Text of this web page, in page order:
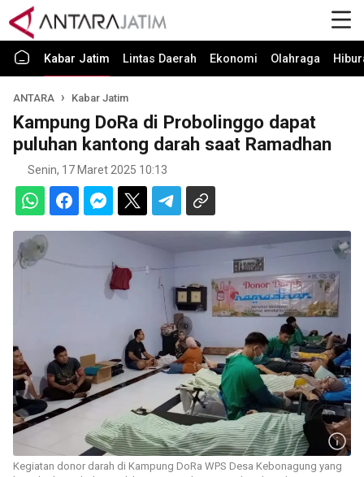
Kabar Jatim Lintas Daerah Ekonomi Olahraga
ANTARA Kabar Jatim
Kampung DoRa di Probolinggo dapat
puluhan kantong darah saat Ramadhan
Senin, 17 Maret 2025 10:13
Kegiatan donor darah di Kampung DoRa WPS Desa Kebonagung yang